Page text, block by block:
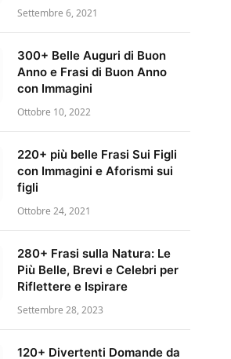
Settembre 6, 2021
300+ Belle Auguri di Buon
Anno e Frasi di Buon Anno
con Immagini
Ottobre 10, 2022
220+ più belle Frasi Sui Figli
con Immagini e Aforismi sui
figli
Ottobre 24, 2021
280+ Frasi sulla Natura: Le
Più Belle, Brevi e Celebri per
Riflettere e Ispirare
Settembre 28, 2023
120+ Divertenti Domande da